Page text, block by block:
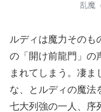
乱魔
ルディは魔力そのも
の「開け前龍門」の
まれてしまう。凄ま
な、とルディの魔法
七大列強の一人、序